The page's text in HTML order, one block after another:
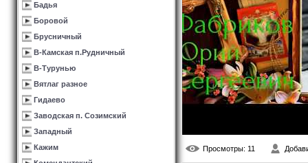
Бадья
Боровой
Брусничный
В-Камская п.Рудничный
В-Турунью
Вятлаг разное
Гидаево
Заводская п. Созимский
Западный
Кажим
Просмотры: 11